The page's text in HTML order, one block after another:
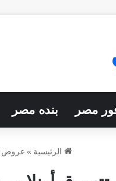
مصر بنده مصر
الرئيسية » عروض